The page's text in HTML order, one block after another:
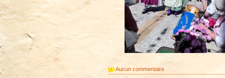
Aucun commentaire